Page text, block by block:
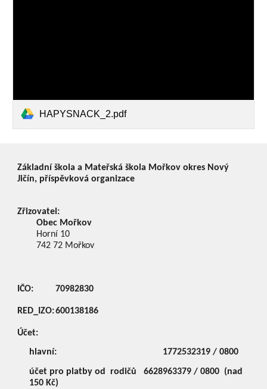
HAPYSNACK_2.pdf
Základní škola a Mateřská škola Mořkov okres Nový
Jičín, příspěvková organizace
Zřizovatel:
Obec Mořkov
Horní 10
742 72 Mořkov
IČO: 70982830
RED_IZO:600138186
Účet:
hlavní: 1772532319 / 0800
účet pro platby od rodičů
6628963379 / 0800 (nad
150 Kč)